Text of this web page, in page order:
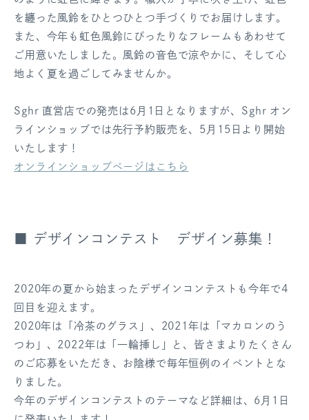
を纏った風鈴をひとつひとつ手づくりでお届けします。
また、今年も虹色風鈴にぴったりなフレームもあわせて
ご用意いたしました。風鈴の音色で涼やかに、そして心
地よく夏を過ごしてみませんか。
Sghr 直営店での発売は6月1日となりますが、Sghr オン
ラインショップでは先行予約販売を、5月15日より開始
いたします！
オンラインショップページはこちら
■ デザインコンテスト デザイン募集！
2020年の夏から始まったデザインコンテストも今年で4
回目を迎えます。
2020年は「冷茶のグラス」、2021年は「マカロンのう
つわ」、2022年は「一輪挿し」と、皆さまよりたくさん
のご応募をいただき、お陰様で毎年恒例のイベントとな
りました。
今年のデザインコンテストのテーマなど詳細は、6月1日